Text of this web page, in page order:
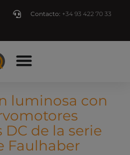
Contacto: +34 93 422 70 33
luminosa con
DC de la serie
Faulhaber